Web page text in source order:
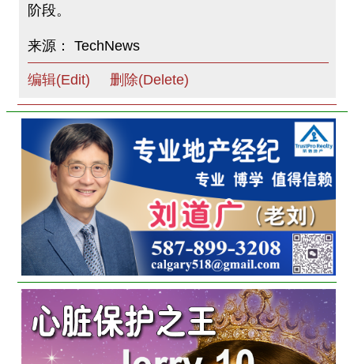
阶段。
来源： TechNews
编辑(Edit) 删除(Delete)